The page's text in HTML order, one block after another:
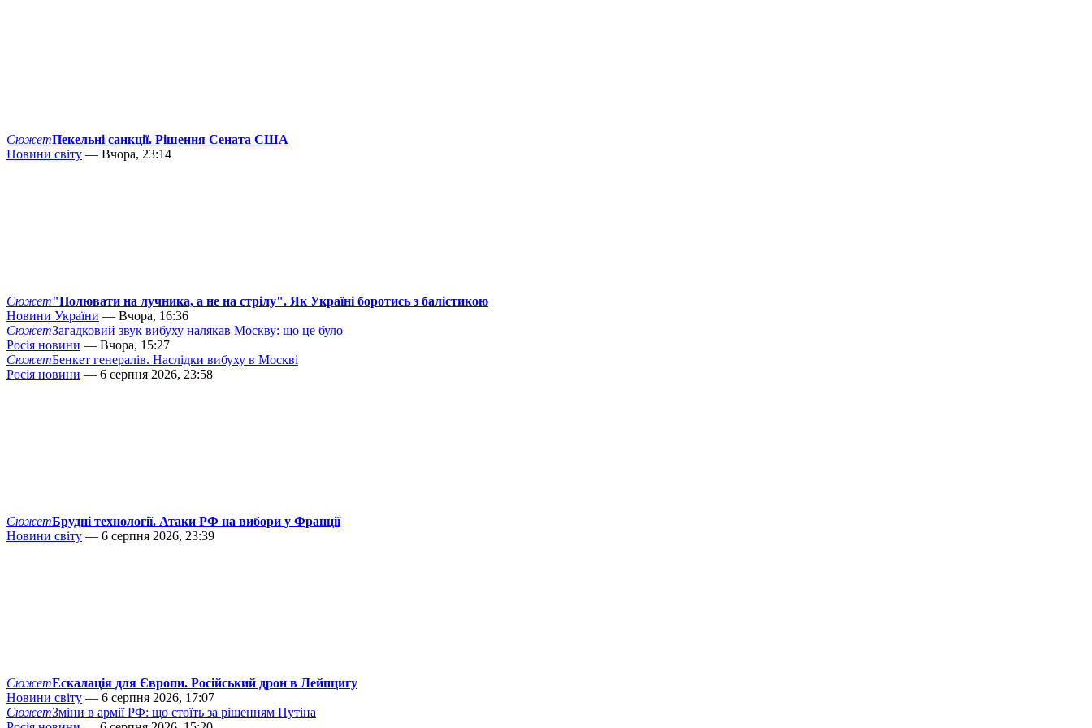
СюжетПекельні санкції. Рішення Сената США
Новини світу — Вчора, 23:14
Сюжет"Полювати на лучника, а не на стрілу". Як Україні боротись з балістикою
Новини України — Вчора, 16:36
СюжетЗагадковий звук вибуху налякав Москву: що це було
Росія новини — Вчора, 15:27
СюжетБенкет генералів. Наслідки вибуху в Москві
Росія новини — 6 серпня 2026, 23:58
СюжетБрудні технології. Атаки РФ на вибори у Франції
Новини світу — 6 серпня 2026, 23:39
СюжетЕскалація для Європи. Російський дрон в Лейпцигу
Новини світу — 6 серпня 2026, 17:07
СюжетЗміни в армії РФ: що стоїть за рішенням Путіна